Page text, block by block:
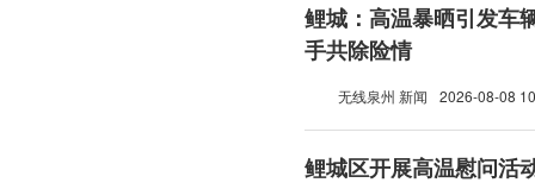
鲤城：高温暴晒引发车
手共除险情
无线泉州 新闻 2026-08-08
鲤城区开展高温慰问活